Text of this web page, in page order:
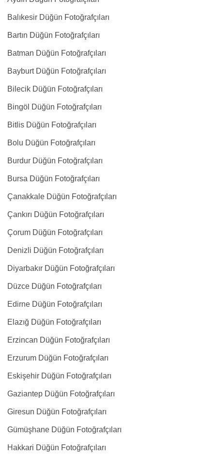
Balıkesir Düğün Fotoğrafçıları
Bartın Düğün Fotoğrafçıları
Batman Düğün Fotoğrafçıları
Bayburt Düğün Fotoğrafçıları
Bilecik Düğün Fotoğrafçıları
Bingöl Düğün Fotoğrafçıları
Bitlis Düğün Fotoğrafçıları
Bolu Düğün Fotoğrafçıları
Burdur Düğün Fotoğrafçıları
Bursa Düğün Fotoğrafçıları
Çanakkale Düğün Fotoğrafçıları
Çankırı Düğün Fotoğrafçıları
Çorum Düğün Fotoğrafçıları
Denizli Düğün Fotoğrafçıları
Diyarbakır Düğün Fotoğrafçıları
Düzce Düğün Fotoğrafçıları
Edirne Düğün Fotoğrafçıları
Elazığ Düğün Fotoğrafçıları
Erzincan Düğün Fotoğrafçıları
Erzurum Düğün Fotoğrafçıları
Eskişehir Düğün Fotoğrafçıları
Gaziantep Düğün Fotoğrafçıları
Giresun Düğün Fotoğrafçıları
Gümüşhane Düğün Fotoğrafçıları
Hakkari Düğün Fotoğrafçıları